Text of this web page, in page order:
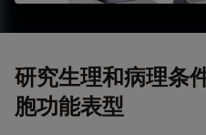
研究生理和病理条
胞功能表型